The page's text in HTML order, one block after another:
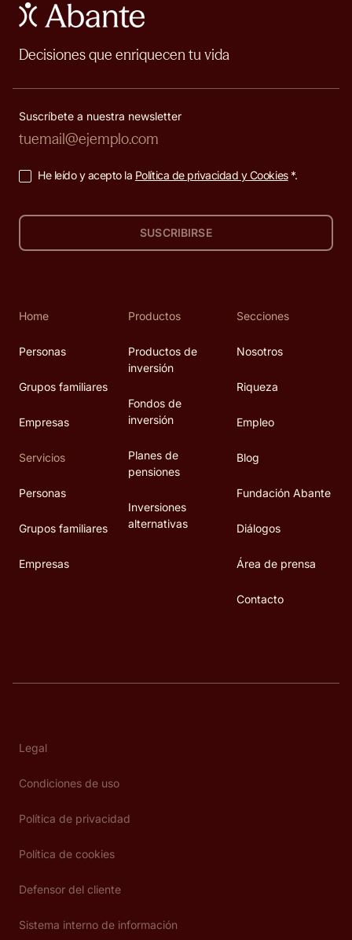
Decisiones que enriquecen tu vida
Suscríbete a nuestra newsletter
He leído y acepto la Política de privacidad y Cookies*.
SUSCRIBIRSE
Home
Personas
Grupos familiares
Empresas
Servicios
Personas
Grupos familiares
Empresas
Productos
Productos de
inversión
Fondos de
inversión
Planes de
pensiones
Inversiones
alternativas
Secciones
Nosotros
Riqueza
Empleo
Blog
Fundación Abante
Diálogos
Área de prensa
Contacto
Legal
Condiciones de uso
Política de privacidad
Política de cookies
Defensor del cliente
Sistema interno de información